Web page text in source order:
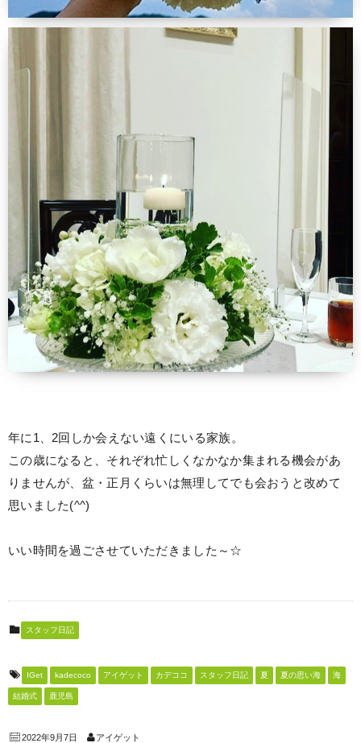
年に1、2回しか会えない遠くにいる家族。
この歳になると、それぞれ忙しくなかなか集まれる機会があ
りませんが、盆・正月くらいは無理してでも会おうと改めて
思いました(^^)
いい時間を過ごさせていただきました～☆
スタッフ日記
IGet kadecoco アイゲット カデココ スタッフ日記 夏 夏の思い海 海
結婚式 鹿児島
2022年9月7日 アイゲット